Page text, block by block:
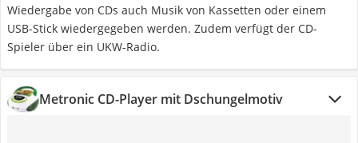
Wiedergabe von CDs auch Musik von Kassetten oder einem
USB-Stick wiedergegeben werden. Zudem verfügt der CD-
Spieler über ein UKW-Radio.
Metronic CD-Player mit Dschungelmotiv